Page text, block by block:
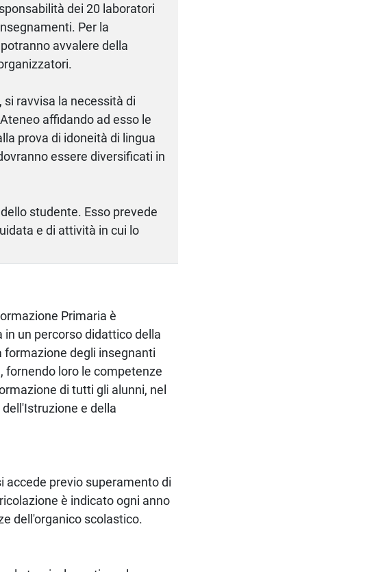
dei 20 laboratori
Per la
avvalere della
ravvisa la necessità di
affidando ad esso le
prova di idoneità di lingua
essere diversificati in
studente. Esso prevede
e di attività in cui lo
Primaria è
un percorso didattico della
formazione degli insegnanti
fornendo loro le competenze
di tutti gli alunni, nel
e della
accede previo superamento di
è indicato ogni anno
dell'organico scolastico.